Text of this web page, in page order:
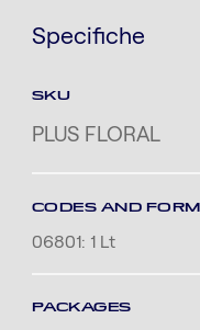
Specifiche
SKU
PLUS FLORAL
CODES AND
06801: 1 Lt
PACKAGES